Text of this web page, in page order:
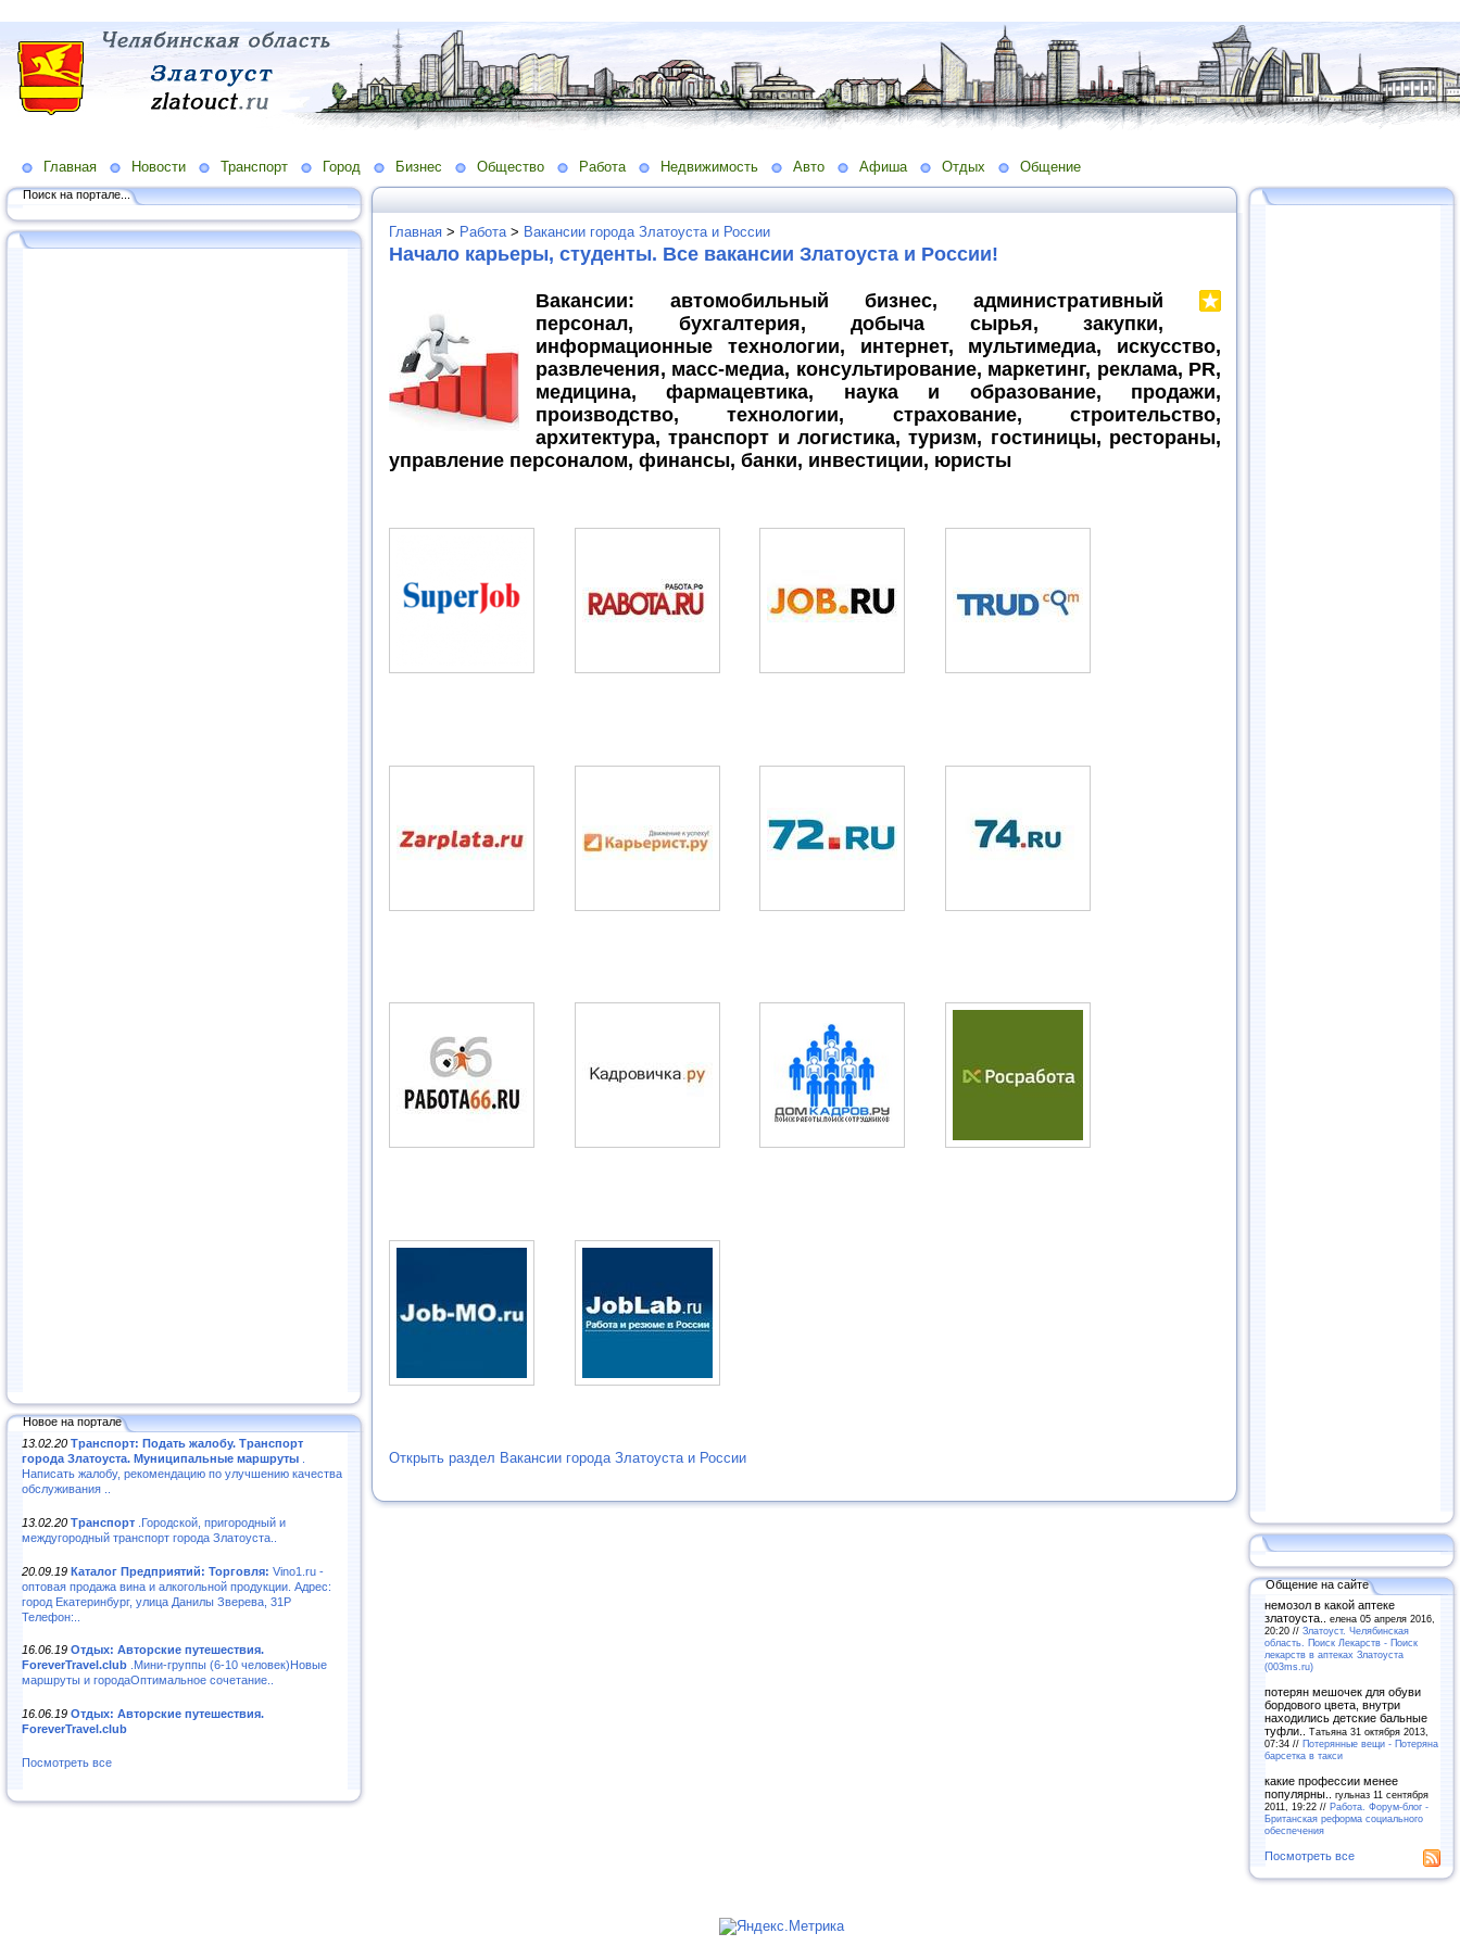
Главная Новости Транспорт Город Бизнес Общество Работа Недвижимость Авто Афиша Отдых Общение
Поиск на портале...
Новое на портале
13.02.20 Транспорт: Подать жалобу. Транспорт
города Златоуста. Муниципальные маршруты
Написать жалобу, рекомендацию по улучшению качества
обслуживания ..
13.02.20 Транспорт .Городской, пригородный и
междугородный транспорт города Златоуста..
20.09.19 Каталог Предприятий: Торговля: Vino1.ru -
оптовая продажа вина и алкогольной продукции. Адрес:
город Екатеринбург, улица Данилы Зверева, 31Р
Телефон:..
16.06.19 Отдых: Авторские путешествия.
ForeverTravel.club .Мини-группы (6-10 человек)Новые
маршруты и городаОптимальное сочетание..
16.06.19 Отдых: Авторские путешествия.
ForeverTravel.club
Посмотреть все
Главная > Работа > Вакансии города Златоуста и России
Начало карьеры, студенты. Все вакансии Златоуста и России!
Вакансии: автомобильный бизнес, административный
персонал, бухгалтерия, добыча сырья, закупки,
информационные технологии, интернет, мультимедиа, искусство,
развлечения, масс-медиа, консультирование, маркетинг, реклама, PR,
медицина, фармацевтика, наука и образование, продажи,
производство, технологии, страхование, строительство,
архитектура, транспорт и логистика, туризм, гостиницы, рестораны,
управление персоналом, финансы, банки, инвестиции, юристы
Открыть раздел Вакансии города Златоуста и России
Общение на сайте
немозол в какой аптеке
златоуста.. елена 05 апреля 2016,
20:20 // Златоуст. Челябинская
область. Поиск Лекарств - Поиск
лекарств в аптеках Златоуста
(003ms.ru)
потерян мешочек для обуви
бордового цвета, внутри
находились детские бальные
туфли.. Татьяна 31 октября 2013,
07:34 // Потерянные вещи - Потеряна
барсетка в такси
какие профессии менее
популярны.. гульназ 11 сентября
2011, 19:22 // Работа. Форум-блог -
Британская реформа социального
обеспечения
Посмотреть все